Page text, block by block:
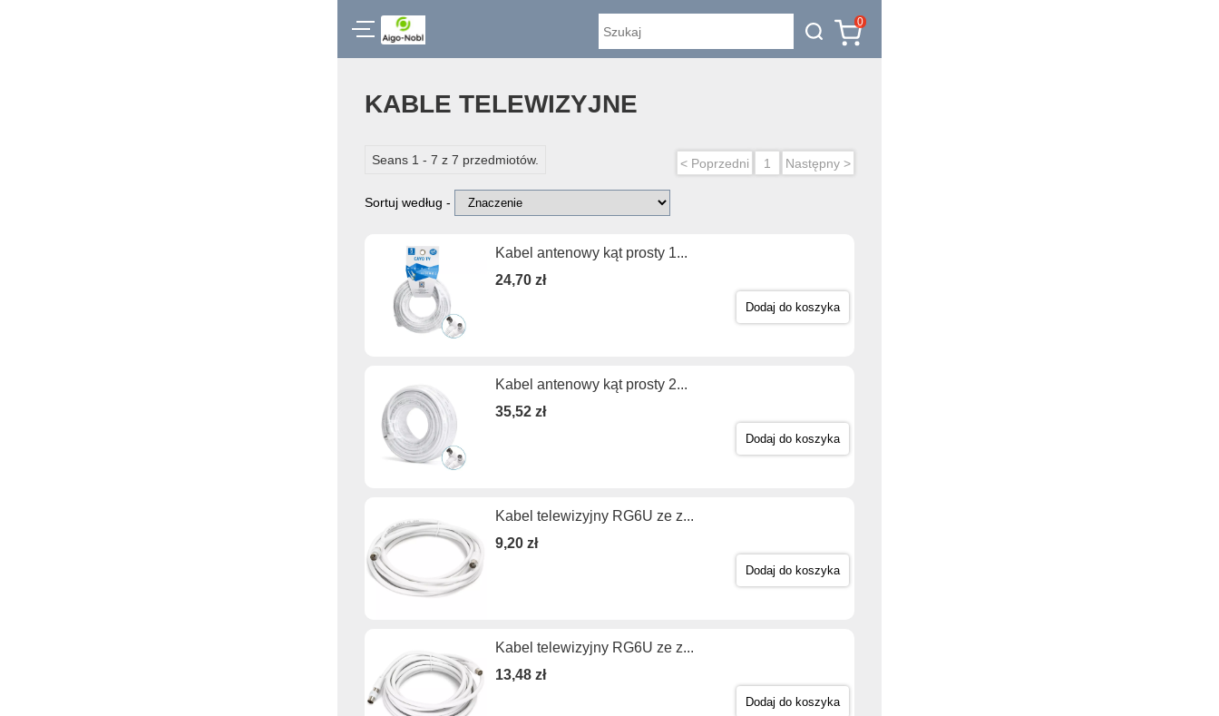
0
KABLE TELEWIZYJNE
Seans 1 - 7 z 7 przedmiotów. < Poprzedni 1 Następny >
Sortuj według -
Kabel antenowy kąt prosty 1...
24,70 zł
Dodaj do koszyka
Kabel antenowy kąt prosty 2...
35,52 zł
Dodaj do koszyka
Kabel telewizyjny RG6U ze z...
9,20 zł
Dodaj do koszyka
Kabel telewizyjny RG6U ze z...
13,48 zł
Dodaj do koszyka